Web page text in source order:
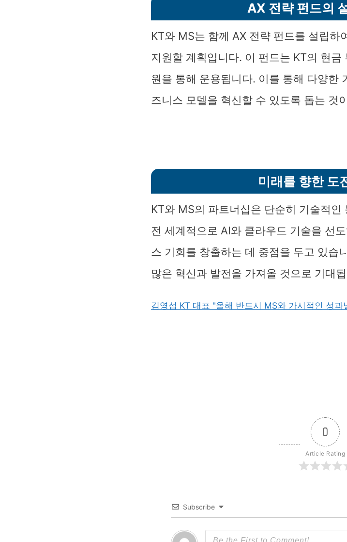
AX 전략 펀드의
KT와 MS는 함께 AX 전략 펀드를 설립하
지원할 계획입니다. 이 펀드는 KT의 현
원을 통해 운용됩니다. 이를 통해 다양한
즈니스 모델을 혁신할 수 있도록 돕는 것
미래를 향한 도
KT와 MS의 파트너십은 단순히 기술적인
전 세계적으로 AI와 클라우드 기술을 선
스 기회를 창출하는 데 중점을 두고 있습
많은 혁신과 발전을 가져올 것으로 기대
김영섭 KT 대표 "올해 반드시 MS와 가시적인 성과
0
Article Rating
Subscribe